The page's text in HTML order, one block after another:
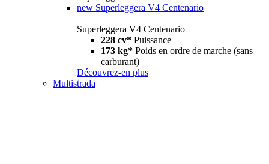
new Superleggera V4 Centenario
Superleggera V4 Centenario
228 cv* Puissance
173 kg* Poids en ordre de marche (sans
carburant)
Découvrez-en plus
Multistrada